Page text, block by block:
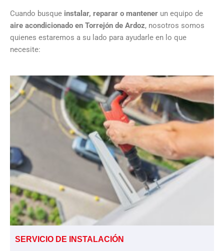
Cuando busque instalar, reparar o mantener un equipo de
aire acondicionado en Torrejón de Ardoz, nosotros somos
quienes estaremos a su lado para ayudarle en lo que
necesite:
SERVICIO DE INSTALACIÓN